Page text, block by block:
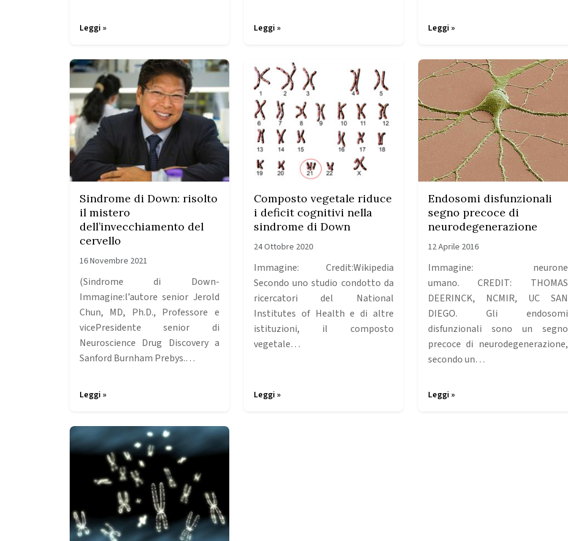
Leggi » Leggi » Leggi »
Sindrome di Down: risolto
il mistero
dell’invecchiamento del
cervello
16 Novembre 2021
(Sindrome di Down-
Immagine:l’autore senior Jerold
Chun, MD, Ph.D., Professore e
vicePresidente senior di
Neuroscience Drug Discovery a
Sanford Burnham Prebys.…
Leggi »
Composto vegetale riduce
i deficit cognitivi nella
sindrome di Down
24 Ottobre 2020
Immagine: Credit:Wikipedia
Secondo uno studio condotto da
ricercatori del National
Institutes of Health e di altre
istituzioni, il composto
vegetale…
Leggi »
Endosomi disfunzionali
segno precoce di
neurodegenerazione
12 Aprile 2016
Immagine: neurone
umano. CREDIT: THOMAS
DEERINCK, NCMIR, UC SAN
DIEGO. Gli endosomi
disfunzionali sono un segno
precoce di neurodegenerazione,
secondo un…
Leggi »